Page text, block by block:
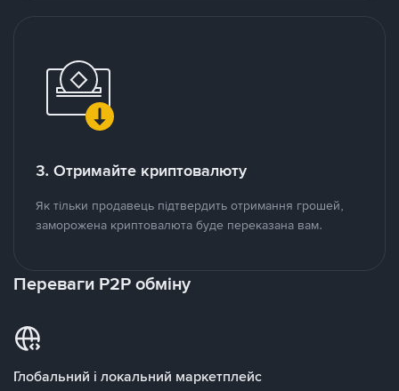
3. Отримайте криптовалюту
Як тільки продавець підтвердить отримання грошей,
заморожена криптовалюта буде переказана вам.
Переваги P2P обміну
Глобальний і локальний маркетплейс